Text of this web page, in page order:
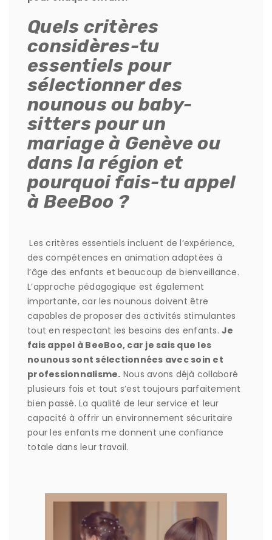
Quels critères
considères-tu
essentiels pour
sélectionner des
nounous ou baby-
sitters pour un
mariage à Genève ou
dans la région et
pourquoi fais-tu appel
à BeeBoo ?
Les critères essentiels incluent de l’expérience,
des compétences en animation adaptées à
l’âge des enfants et beaucoup de bienveillance.
L’approche pédagogique est également
importante, car les nounous doivent être
capables de proposer des activités stimulantes
tout en respectant les besoins des enfants. Je
fais appel à BeeBoo, car je sais que les
nounous sont sélectionnées avec soin et
professionnalisme. Nous avons déjà collaboré
plusieurs fois et tout s’est toujours parfaitement
bien passé. La qualité de leur service et leur
capacité à offrir un environnement sécuritaire
pour les enfants me donnent une confiance
totale dans leur travail.